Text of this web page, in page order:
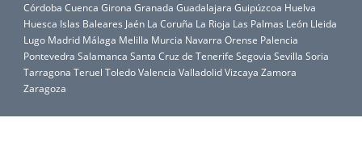
Córdoba Cuenca Girona Granada Guadalajara Guipúzcoa Huelva
Huesca Islas Baleares Jaén La Coruña La Rioja Las Palmas León Lleida
Lugo Madrid Málaga Melilla Murcia Navarra Orense Palencia
Pontevedra Salamanca Santa Cruz de Tenerife Segovia Sevilla Soria
Tarragona Teruel ToledoValencia ValladolidVizcaya Zamora
Zaragoza